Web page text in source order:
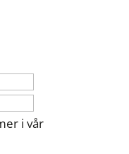
i vår